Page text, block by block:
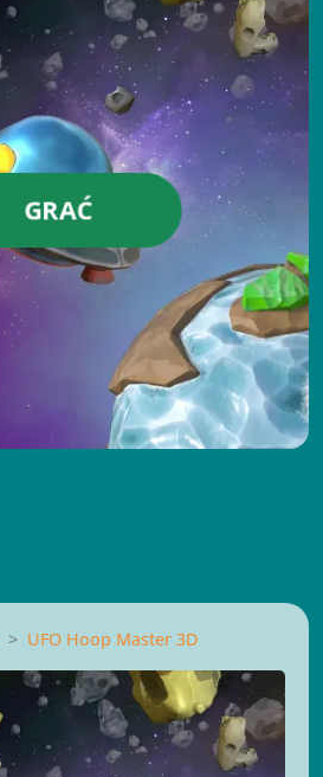
GRAĆ
UFO Hoop Master 3D